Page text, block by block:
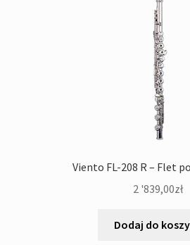
Viento FL-208 R – Flet
2 '839,00zł
Dodaj do